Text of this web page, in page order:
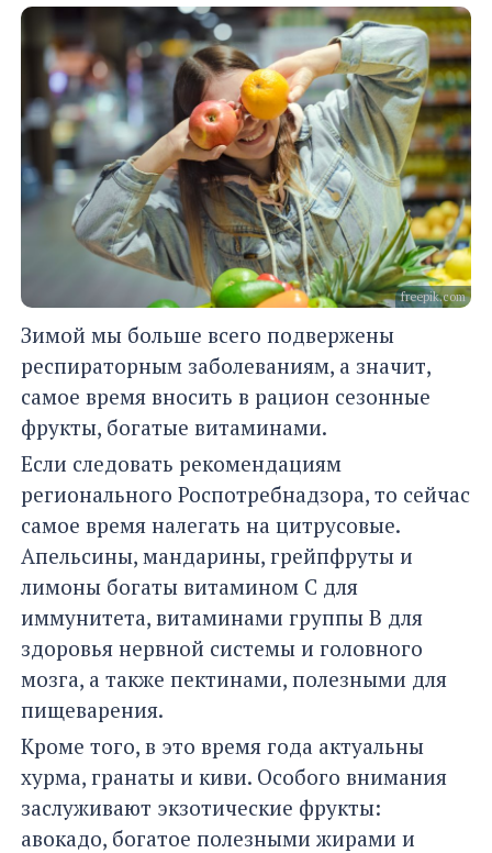
freepik.com
Зимой мы больше всего подвержены
респираторным заболеваниям, а значит,
самое время вносить в рацион сезонные
фрукты, богатые витаминами.
Если следовать рекомендациям
регионального Роспотребнадзора, то сейчас
самое время налегать на цитрусовые.
Апельсины, мандарины, грейпфруты и
лимоны богаты витамином С для
иммунитета, витаминами группы В для
здоровья нервной системы и головного
мозга, а также пектинами, полезными для
пищеварения.
Кроме того, в это время года актуальны
хурма, гранаты и киви. Особого внимания
заслуживают экзотические фрукты:
авокадо, богатое полезными жирами и